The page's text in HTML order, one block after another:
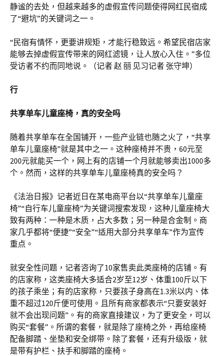
静谧的去处，但越来越多的虚假宣传问题使得网红民宿成
了“避坑”的关键词之一。
“民宿有情怀，更要讲规矩，才能行稳致远。希望民宿店家
能够去掉虚假宣传带来的网红滤镜，让人放心入住。”多位
受访者不约而同地说。（记者 赵 丽 见习记者 张守坤）
行
共享单车儿童座椅，真的安全吗
随着共享单车在全国铺开，一些产业链也随之火了，“共享
单车儿童座椅”就是其中之一。这种座椅并不贵，60元至
200元就能买一个，网上有的店铺一个月就能够卖出1000多
个。然而，这样的共享单车儿童座椅真的安全吗？
《法治日报》记者近日在某电商平台以“共享单车儿童座
椅”“自行车儿童座椅”为关键词搜索发现，这种儿童座椅大
致有两种：一种是木质，占大多数；另一种是合金制。商
家几乎都将“便捷”“安全”“适用大部分共享单车”作为宣传
重点。
就安全性问题，记者咨询了10家售卖此类座椅的店铺。有
的店家称，这类座椅大多适合2岁至12岁、体重100斤以下
的孩子乘坐；有的店家称，只要孩子身高在1.3米以内、体
重不超过120斤便可使用。且所有商家都表示“只要安装好
就不会出现问题”。有的商家直接建议，为了更安全，可以
购买“套餐”。所谓的套餐，就是除了座椅之外，再给座椅
配备脚踏、坐垫和安全绑带。除了套餐，还有升级版，就
是带有护栏、扶手和脚踏的座椅。